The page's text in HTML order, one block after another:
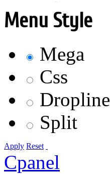
Menu Style
Mega
Css
Dropline
Split
Apply Reset
Cpanel